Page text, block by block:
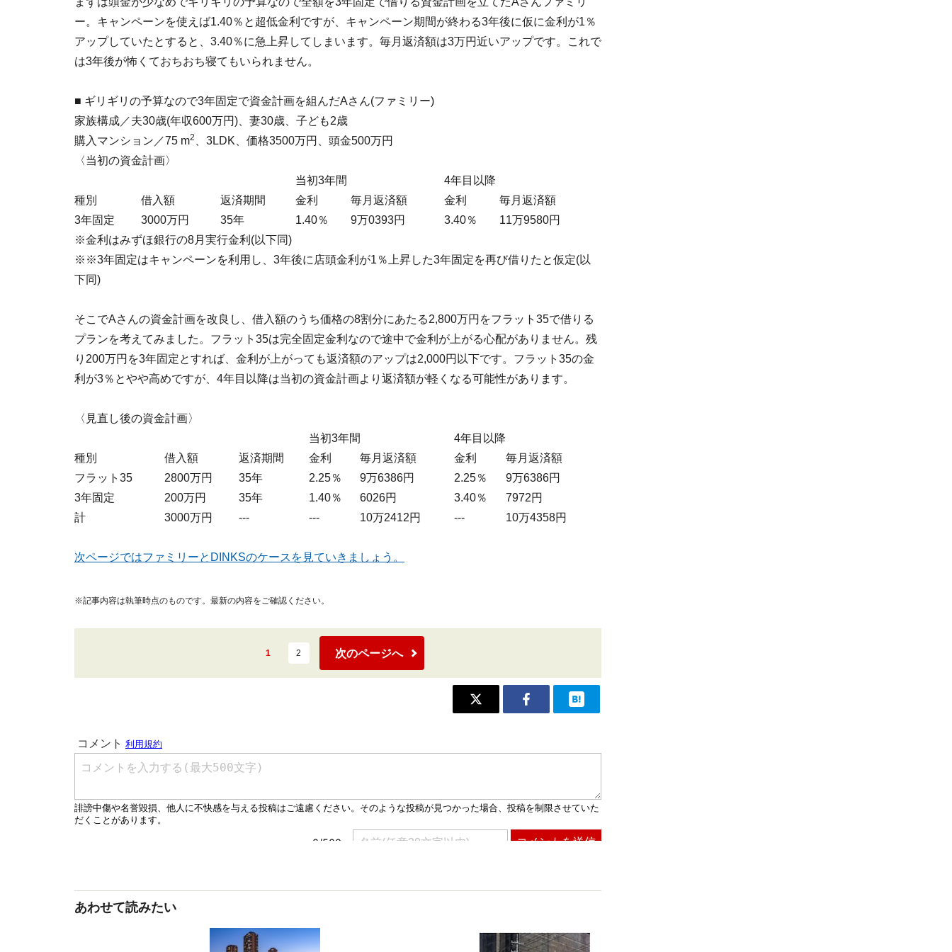
ー。キャンペーンを使えば1.40％と超低金利ですが、キャンペーン期間が終わる3年後に仮に金利が1％
アップしていたとすると、3.40％に急上昇してしまいます。毎月返済額は3万円近いアップです。これで
は3年後が怖くておちおち寝てもいられません。
■ ギリギリの予算なので3年固定で資金計画を組んだAさん(ファミリー)
家族構成／夫30歳(年収600万円)、妻30歳、子ども2歳
購入マンション／75 m2
、3LDK、価格3500万円、頭金500万円
〈当初の資金計画〉
当初3年間
4年目以降
種別
借入額 返済期間 金利 毎月返済額 金利
毎月返済額
3年固定
3000万円 35年 1.40％ 9万0393円 3.40％
11万9580円
※金利はみずほ銀行の8月実行金利(以下同)
※※3年固定はキャンペーンを利用し、3年後に店頭金利が1％上昇した3年固定を再び借りたと仮定(以
下同)
そこでAさんの資金計画を改良し、借入額のうち価格の8割分にあたる2,800万円をフラット35で借りる
プランを考えてみました。フラット35は完全固定金利なので途中で金利が上がる心配がありません。残
り200万円を3年固定とすれば、金利が上がっても返済額のアップは2,000円以下です。フラット35の金
利が3％とやや高めですが、4年目以降は当初の資金計画より返済額が軽くなる可能性があります。
〈見直し後の資金計画〉
当初3年間
4年目以降
種別
借入額 返済期間 金利 毎月返済額 金利
毎月返済額
フラット35
2800万円 35年 2.25％ 9万6386円 2.25％
9万6386円
3年固定
200万円 35年 1.40％ 6026円 3.40％
7972円
計
3000万円 --- --- 10万2412円 --- 10万4358円
次ページではファミリーとDINKSのケースを見ていきましょう。
※記事内容は執筆時点のものです。最新の内容をご確認ください。
1 2 次のページへ
あわせて読みたい